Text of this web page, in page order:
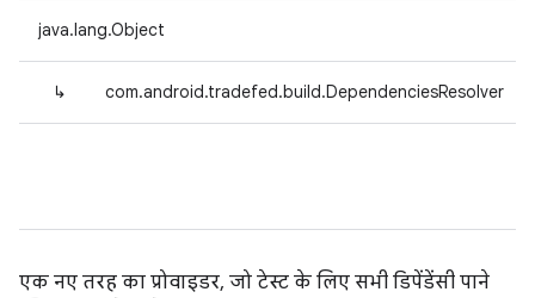
java.lang.Object
↳ com.android.tradefed.build.DependenciesResolver
एक नए तरह का प्रोवाइडर, जो टेस्ट के लिए सभी डिपेंडेंसी पाने